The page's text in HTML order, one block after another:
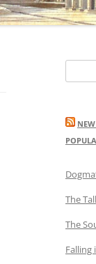
for:
The
The
Falling